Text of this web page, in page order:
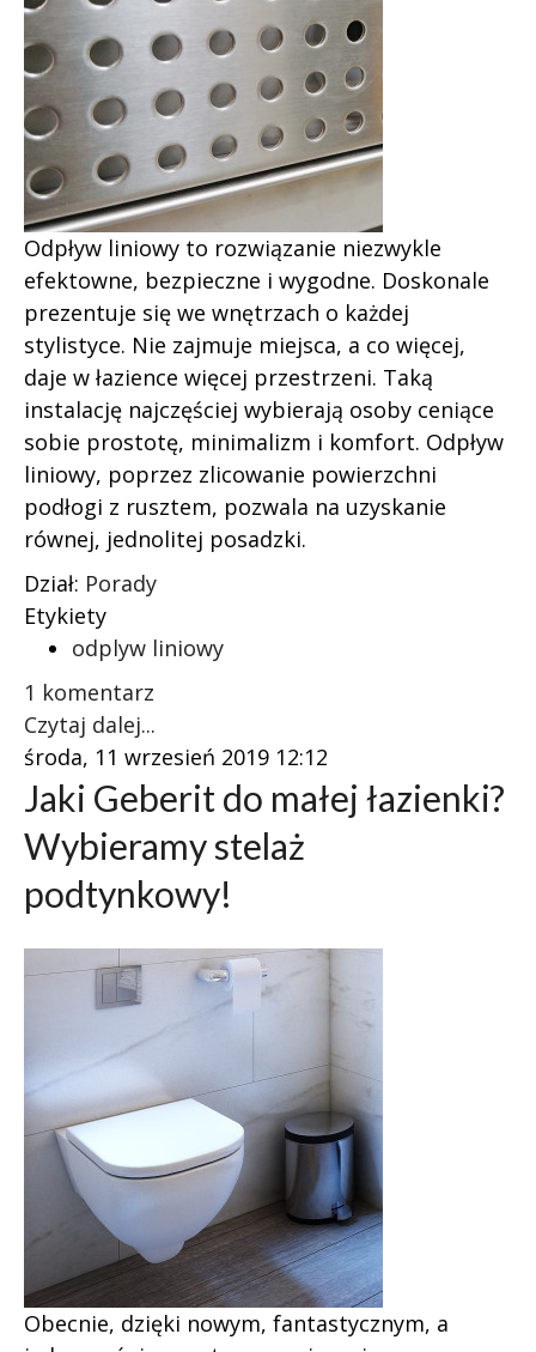
Odpływ liniowy to rozwiązanie niezwykle
efektowne, bezpieczne i wygodne. Doskonale
prezentuje się we wnętrzach o każdej
stylistyce. Nie zajmuje miejsca, a co więcej,
daje w łazience więcej przestrzeni. Taką
instalację najczęściej wybierają osoby ceniące
sobie prostotę, minimalizm i komfort. Odpływ
liniowy, poprzez zlicowanie powierzchni
podłogi z rusztem, pozwala na uzyskanie
równej, jednolitej posadzki.
Dział: Porady
Etykiety
odplyw liniowy
1 komentarz
Czytaj dalej...
środa, 11 wrzesień 2019 12:12
Jaki Geberit do małej łazienki?
Wybieramy stelaż
podtynkowy!
Obecnie, dzięki nowym, fantastycznym, a